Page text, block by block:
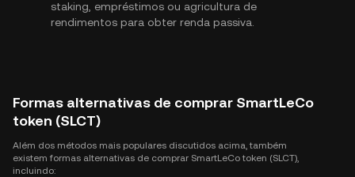
staking, empréstimos ou agricultura de
rendimentos para obter renda passiva.
Formas alternativas de comprar SmartLeCo
token (SLCT)
Além dos métodos mais populares discutidos acima, também
existem formas alternativas de comprar SmartLeCo token (SLCT),
incluindo: